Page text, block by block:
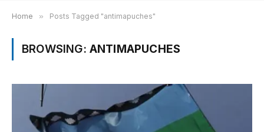
Home » Posts Tagged "antimapuches"
BROWSING: ANTIMAPUCHES